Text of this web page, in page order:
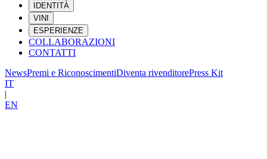
IDENTITÀ
VINI
ESPERIENZE
COLLABORAZIONI
CONTATTI
NewsPremi e RiconoscimentiDiventa rivenditorePress Kit
IT
|
EN